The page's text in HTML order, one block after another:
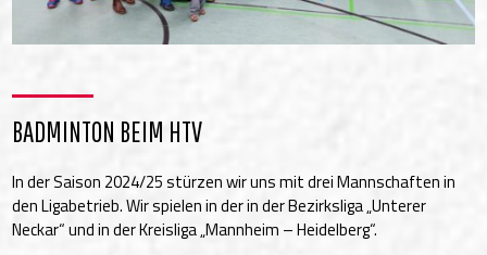
BADMINTON BEIM HTV
In der Saison 2024/25 stürzen wir uns mit drei Mannschaften in
den Ligabetrieb. Wir spielen in der in der Bezirksliga „Unterer
Neckar“ und in der Kreisliga „Mannheim – Heidelberg“.